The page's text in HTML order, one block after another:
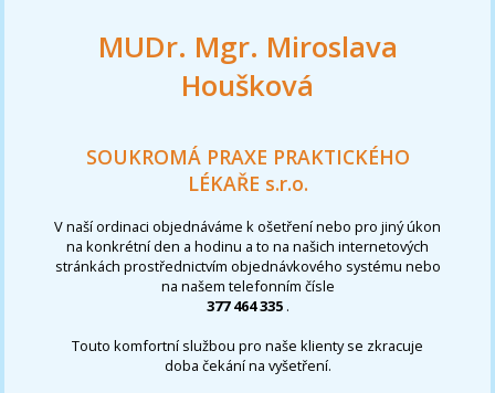
MUDr. Mgr. Miroslava
Houšková
SOUKROMÁ PRAXE PRAKTICKÉHO
LÉKAŘE s.r.o.
V naší ordinaci objednáváme k ošetření nebo pro jiný úkon
na konkrétní den a hodinu a to na našich internetových
stránkách prostřednictvím objednávkového systému nebo
na našem telefonním čísle
377 464 335 .
Touto komfortní službou pro naše klienty se zkracuje
doba čekání na vyšetření.